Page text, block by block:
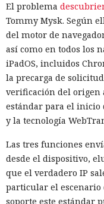
El problema
Tommy Mysk. Según
del motor de
así como en todos los
iPadOS, incluidos
la precarga de
verificación del origen
estándar para el inicio
y la tecnología
Las tres funciones
desde el dispositivo,
que el verdadero IP
particular el
soporte este estándar